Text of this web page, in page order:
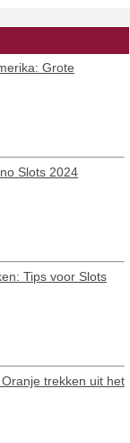
Grote
Slots 2024
Tips voor Slots
trekken uit het